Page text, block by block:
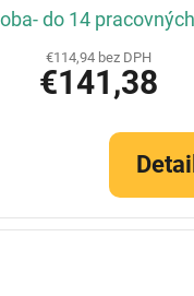
do 14
€114,94 bez DPH
€141,38
Detail